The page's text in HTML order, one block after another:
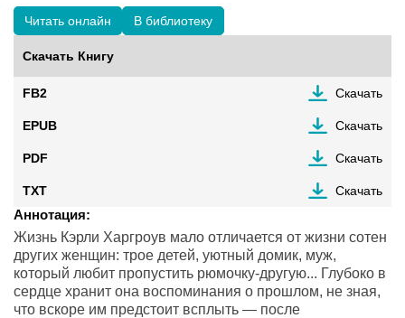
Читать онлайн В библиотеку
Скачать Книгу
FB2 Скачать
EPUB Скачать
PDF Скачать
TXT Скачать
Аннотация:
Жизнь Кэрли Харгроув мало отличается от жизни сотен
других женщин: трое детей, уютный домик, муж,
который любит пропустить рюмочку-другую... Глубоко в
сердце хранит она воспоминания о прошлом, не зная,
что вскоре им предстоит всплыть — после